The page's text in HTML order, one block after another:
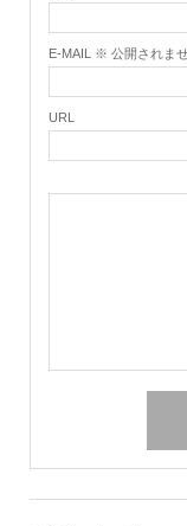
E-MAIL ※ 公開されま
URL